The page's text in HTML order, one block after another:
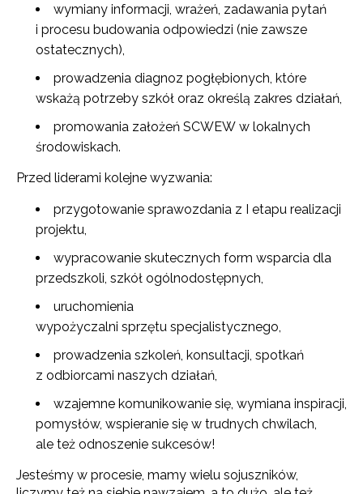
wymiany informacji, wrażeń, zadawania pytań
i procesu budowania odpowiedzi (nie zawsze
ostatecznych),
prowadzenia diagnoz pogłębionych, które
wskażą potrzeby szkół oraz określą zakres działań,
promowania założeń SCWEW w lokalnych
środowiskach.
Przed liderami kolejne wyzwania:
przygotowanie sprawozdania z I etapu realizacji
projektu,
wypracowanie skutecznych form wsparcia dla
przedszkoli, szkół ogólnodostępnych,
uruchomienia
wypożyczalni sprzętu specjalistycznego,
prowadzenia szkoleń, konsultacji, spotkań
z odbiorcami naszych działań,
wzajemne komunikowanie się, wymiana inspiracji,
pomysłów, wspieranie się w trudnych chwilach,
ale też odnoszenie sukcesów!
Jesteśmy w procesie, mamy wielu sojuszników,